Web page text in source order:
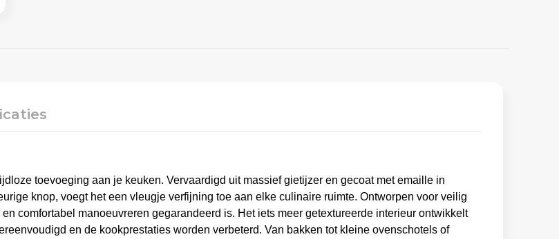
toevoeging aan je keuken. Vervaardigd uit massief gietijzer en gecoat met emaille in
knop, voegt het een vleugje verfijning toe aan elke culinaire ruimte. Ontworpen voor veilig
comfortabel manoeuvreren gegarandeerd is. Het iets meer getextureerde interieur ontwikkelt
en de kookprestaties worden verbeterd. Van bakken tot kleine ovenschotels of